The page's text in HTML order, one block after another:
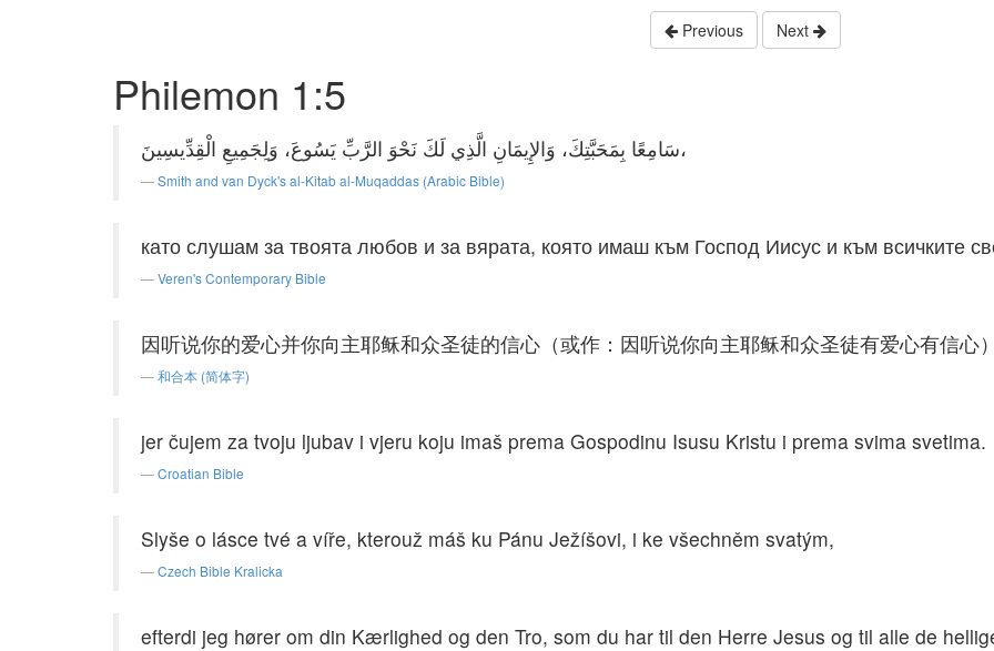
Previous Next
Philemon 1:5
سَامِعًا بِمَحَبَّتِكَ، وَالإِيمَانِ الَّذِي لَكَ نَحْوَ الرَّبِّ يَسُوعَ، وَلِجَمِيعِ الْقِدِّيسِينَ،
Smith and van Dyck's al-Kitab al-Muqaddas (Arabic Bible)
като слушам за твоята любов и за вярата, която имаш към Господ Иисус и към всичките
Veren's Contemporary Bible
因听说你的爱心并你向主耶稣和众圣徒的信心（或作：因听说你向主耶稣和众圣徒有爱心有信心
和合本 (简体字)
jer čujem za tvoju ljubav i vjeru koju imaš prema Gospodinu Isusu Kristu i prema svima svetima.
Croatian Bible
Slyše o lásce tvé a víře, kterouž máš ku Pánu Ježíšovi, i ke všechněm svatým,
Czech Bible Kralicka
efterdi jeg hører om din Kærlighed og den Tro, som du har til den Herre Jesus og til alle de